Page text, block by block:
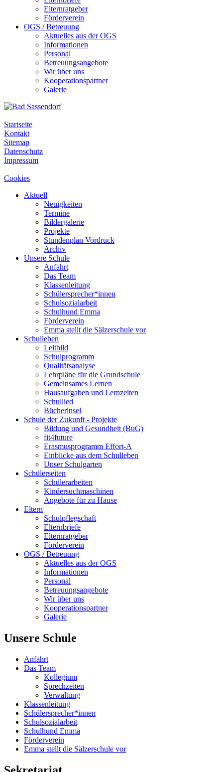
Elternratgeber
Förderverein
OGS / Betreuung
Aktuelles aus der OGS
Informationen
Personal
Betreuungsangebote
Wir über uns
Kooperationspartner
Galerie
Startseite
Kontakt
Sitemap
Datenschutz
Impressum
Cookies
Aktuell
Neuigkeiten
Termine
Bildergalerie
Projekte
Stundenplan Vordruck
Archiv
Unsere Schule
Anfahrt
Das Team
Klassenleitung
Schülersprecher*innen
Schulsozialarbeit
Schulhund Emma
Förderverein
Emma stellt die Sälzerschule vor
Schulleben
Leitbild
Schulprogramm
Qualitätsanalyse
Lehrpläne für die Grundschule
Gemeinsames Lernen
Hausaufgaben und Lernzeiten
Schullied
Bücherinsel
Schule der Zukunft - Projekte
Bildung und Gesundheit (BuG)
fit4future
Erasmusprogramm Effort-A
Einblicke aus dem Schulleben
Unser Schulgarten
Schülerseiten
Schülerarbeiten
Kindersuchmaschinen
Angebote für zu Hause
Eltern
Schulpflegschaft
Elternbriefe
Elternratgeber
Förderverein
OGS / Betreuung
Aktuelles aus der OGS
Informationen
Personal
Betreuungsangebote
Wir über uns
Kooperationspartner
Galerie
Unsere Schule
Anfahrt
Das Team
Kollegium
Sprechzeiten
Verwaltung
Klassenleitung
Schülersprecher*innen
Schulsozialarbeit
Schulhund Emma
Förderverein
Emma stellt die Sälzerschule vor